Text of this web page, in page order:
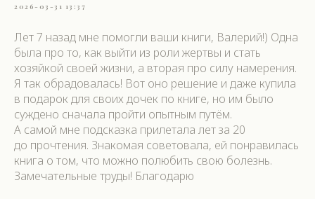
2026-03-31 13:37
Лет 7 назад мне помогли ваши книги, Валерий!) Одна
была про то, как выйти из роли жертвы и стать
хозяйкой своей жизни, а вторая про силу намерения.
Я так обрадовалась! Вот оно решение и даже купила
в подарок для своих дочек по книге, но им было
суждено сначала пройти опытным путём.
А самой мне подсказка прилетала лет за 20
до прочтения. Знакомая советовала, ей понравилась
книга о том, что можно полюбить свою болезнь.
Замечательные труды! Благодарю